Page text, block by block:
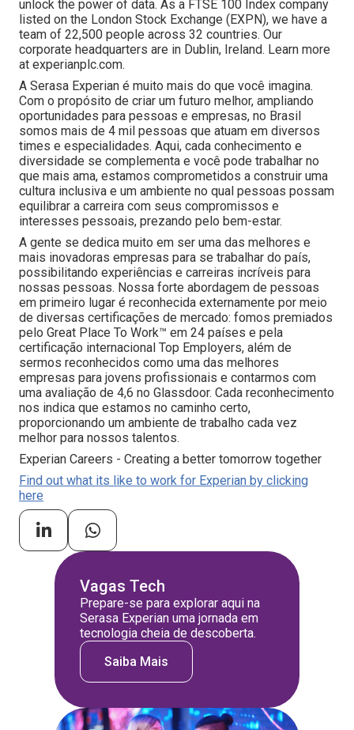
unlock the power of data. As a FTSE 100 Index company
listed on the London Stock Exchange (EXPN), we have a
team of 22,500 people across 32 countries. Our
corporate headquarters are in Dublin, Ireland. Learn more
at experianplc.com.
A Serasa Experian é muito mais do que você imagina.
Com o propósito de criar um futuro melhor, ampliando
oportunidades para pessoas e empresas, no Brasil
somos mais de 4 mil pessoas que atuam em diversos
times e especialidades. Aqui, cada conhecimento e
diversidade se complementa e você pode trabalhar no
que mais ama, estamos comprometidos a construir uma
cultura inclusiva e um ambiente no qual pessoas possam
equilibrar a carreira com seus compromissos e
interesses pessoais, prezando pelo bem-estar.
A gente se dedica muito em ser uma das melhores e
mais inovadoras empresas para se trabalhar do país,
possibilitando experiências e carreiras incríveis para
nossas pessoas. Nossa forte abordagem de pessoas
em primeiro lugar é reconhecida externamente por meio
de diversas certificações de mercado: fomos premiados
pelo Great Place To Work™ em 24 países e pela
certificação internacional Top Employers, além de
sermos reconhecidos como uma das melhores
empresas para jovens profissionais e contarmos com
uma avaliação de 4,6 no Glassdoor. Cada reconhecimento
nos indica que estamos no caminho certo,
proporcionando um ambiente de trabalho cada vez
melhor para nossos talentos.
Experian Careers - Creating a better tomorrow together
Find out what its like to work for Experian by clicking
here
Vagas Tech
Prepare-se para explorar aqui na
Serasa Experian uma jornada em
tecnologia cheia de descoberta.
Saiba Mais